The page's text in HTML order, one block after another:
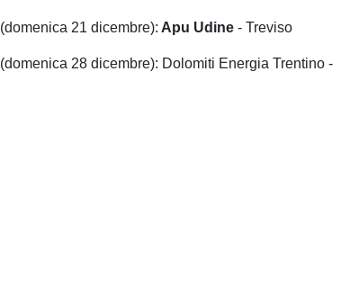
(domenica 21 dicembre): Apu Udine - Treviso
(domenica 28 dicembre): Dolomiti Energia Trentino -